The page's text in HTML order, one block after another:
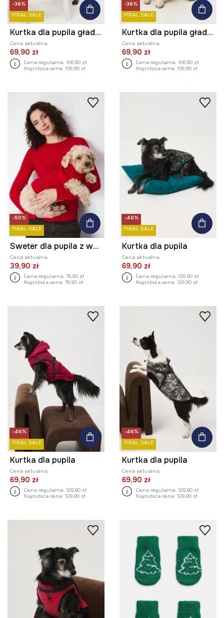
-36%
FINAL SALE
Kurtka dla pupila gładka
Cena aktualna:
69,90 zł
Cena regularna: 109,90 zł
Najniższa cena: 109,90 zł
-36%
FINAL SALE
Kurtka dla pupila gładka
Cena aktualna:
69,90 zł
Cena regularna: 109,90 zł
Najniższa cena: 109,90 zł
-50%
FINAL SALE
Sweter dla pupila z warkoczowym splotem
Cena aktualna:
39,90 zł
Cena regularna: 79,90 zł
Najniższa cena: 79,90 zł
-46%
FINAL SALE
Kurtka dla pupila
Cena aktualna:
69,90 zł
Cena regularna: 129,90 zł
Najniższa cena: 129,90 zł
-46%
FINAL SALE
Kurtka dla pupila
Cena aktualna:
69,90 zł
Cena regularna: 129,90 zł
Najniższa cena: 129,90 zł
-46%
FINAL SALE
Kurtka dla pupila
Cena aktualna:
69,90 zł
Cena regularna: 129,90 zł
Najniższa cena: 129,90 zł